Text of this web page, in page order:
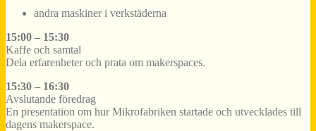
andra maskiner i verkstäderna
15:00 – 15:30
Kaffe och samtal
Dela erfarenheter och prata om makerspaces.
15:30 – 16:30
Avslutande föredrag
En presentation om hur Mikrofabriken startade och utvecklades till
dagens makerspace.